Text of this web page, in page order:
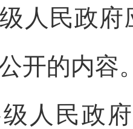
人民政
开的内容
人民政